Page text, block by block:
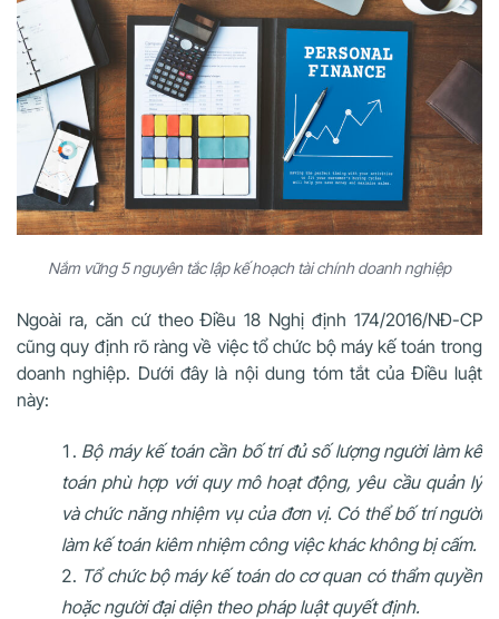
Nắm vững 5 nguyên tắc lập kế hoạch tài chính doanh nghiệp
Ngoài ra, căn cứ theo Điều 18 Nghị định 174/2016/NĐ-CP
cũng quy định rõ ràng về việc tổ chức bộ máy kế toán trong
doanh nghiệp. Dưới đây là nội dung tóm tắt của Điều luật
này:
Bộ máy kế toán cần bố trí đủ số lượng người làm kế
toán phù hợp với quy mô hoạt động, yêu cầu quản lý
và chức năng nhiệm vụ của đơn vị. Có thể bố trí người
làm kế toán kiêm nhiệm công việc khác không bị cấm.
Tổ chức bộ máy kế toán do cơ quan có thẩm quyền
hoặc người đại diện theo pháp luật quyết định.